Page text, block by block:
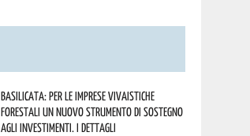
Basilicata: per le imprese vivaistiche
forestali un nuovo strumento di sostegno
agli investimenti. I dettagli